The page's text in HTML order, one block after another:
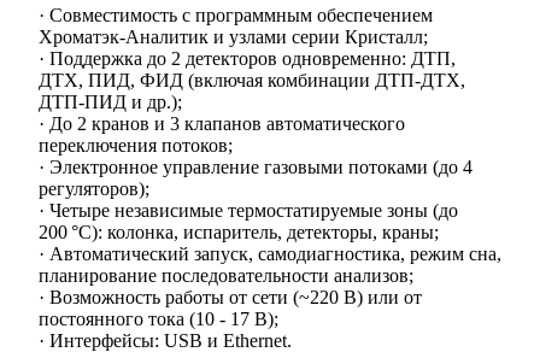
· Совместимость с программным обеспечением
Хроматэк-Аналитик и узлами серии Кристалл;
· Поддержка до 2 детекторов одновременно: ДТП,
ДТХ, ПИД, ФИД (включая комбинации ДТП-ДТХ,
ДТП-ПИД и др.);
· До 2 кранов и 3 клапанов автоматического
переключения потоков;
· Электронное управление газовыми потоками (до 4
регуляторов);
· Четыре независимые термостатируемые зоны (до
200 °C): колонка, испаритель, детекторы, краны;
· Автоматический запуск, самодиагностика, режим сна,
планирование последовательности анализов;
· Возможность работы от сети (~220 В) или от
постоянного тока (10 - 17 В);
· Интерфейсы: USB и Ethernet.